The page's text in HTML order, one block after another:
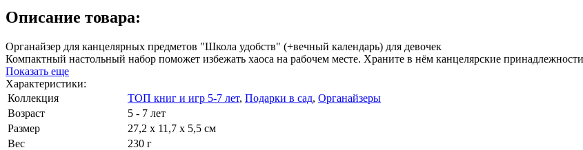
Описание товара:
Органайзер для канцелярных предметов "Школа удобств" (+вечный календарь) для девочек
Компактный настольный набор поможет избежать хаоса на рабочем месте. Храните в нём канцелярские
Показать еще
Характеристики:
Коллекция
ТОП книг и игр 5-7 лет, Подарки в сад, Органайзеры
Возраст
5 - 7 лет
Размер
27,2 х 11,7 х 5,5 см
Вес
230 г